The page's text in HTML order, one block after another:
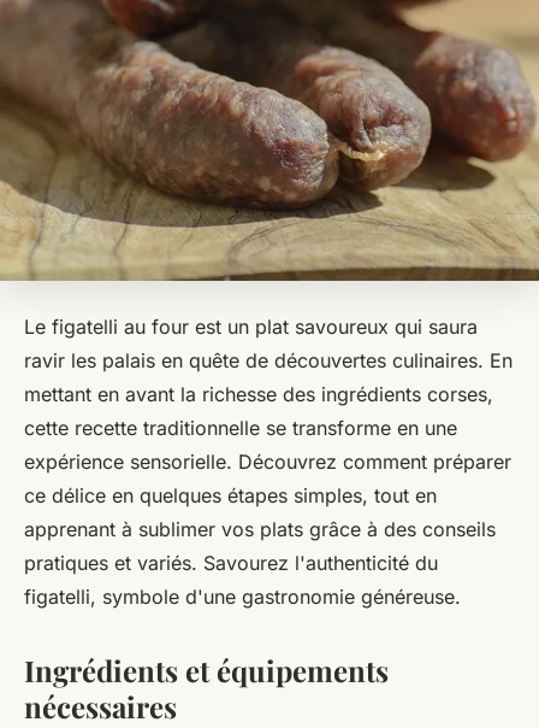
Le figatelli au four est un plat savoureux qui saura
ravir les palais en quête de découvertes culinaires. En
mettant en avant la richesse des ingrédients corses,
cette recette traditionnelle se transforme en une
expérience sensorielle. Découvrez comment préparer
ce délice en quelques étapes simples, tout en
apprenant à sublimer vos plats grâce à des conseils
pratiques et variés. Savourez l'authenticité du
figatelli, symbole d'une gastronomie généreuse.
Ingrédients et équipements
nécessaires